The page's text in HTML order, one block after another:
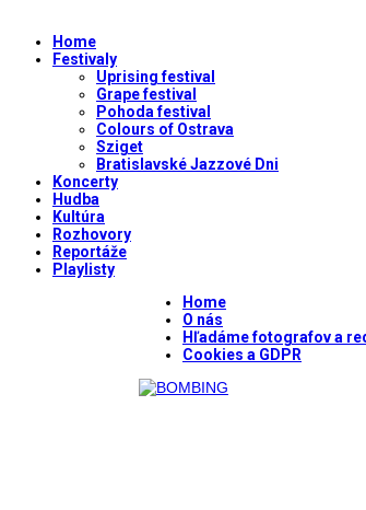
Home
Festivaly
Uprising festival
Grape festival
Pohoda festival
Colours of Ostrava
Sziget
Bratislavské Jazzové Dni
Koncerty
Hudba
Kultúra
Rozhovory
Reportáže
Playlisty
Home
O nás
Hľadáme fotografov a
Cookies a GDPR